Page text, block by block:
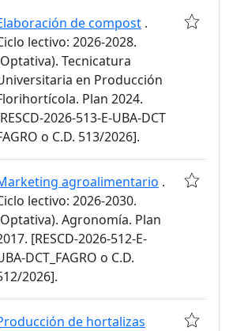
de compost .
lectivo: 2026-2028.
Tecnicatura
en Producción
Plan 2024.
2026-513-E-UBA-DCT
o C.D. 513/2026].
agroalimentario .
lectivo: 2026-2030.
Agronomía. Plan
[RESCD-2026-512-E-
DCT_FAGRO o C.D.
2026].
de hortalizas